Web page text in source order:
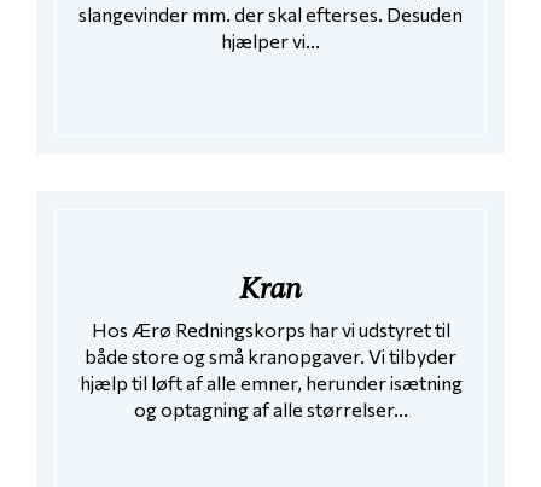
slangevinder mm. der skal efterses. Desuden
hjælper vi...
Kran
Hos Ærø Redningskorps har vi udstyret til
både store og små kranopgaver. Vi tilbyder
hjælp til løft af alle emner, herunder isætning
og optagning af alle størrelser...